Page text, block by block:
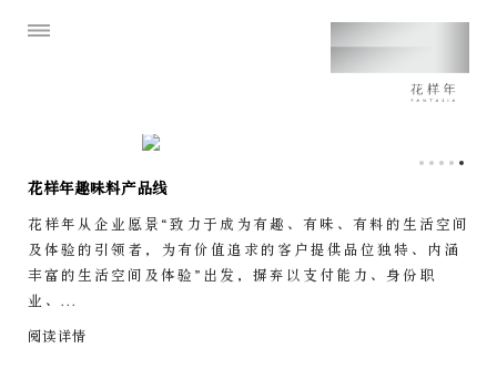
花样年趣味料产品线
花样年从企业愿景“致力于成为有趣、有味、有料的生活空间
及体验的引领者，为有价值追求的客户提供品位独特、内涵
丰富的生活空间及体验”出发，摒弃以支付能力、身份职
业、...
阅读详情